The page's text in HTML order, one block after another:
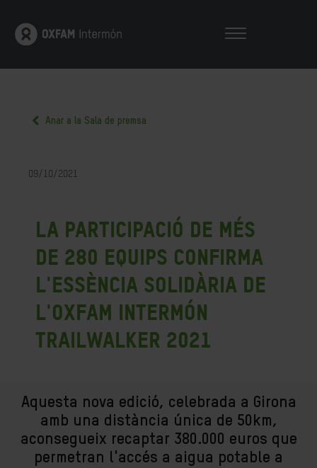
Anar a la Sala de premsa
09/10/2021
La participació de més
de 280 equips confirma
l'essència solidària de
l'Oxfam Intermón
Trailwalker 2021
Aquesta nova edició, celebrada a Girona
amb una distància única de 50km,
aconsegueix recaptar 380.000 euros que
permetran l'accés a aigua potable a